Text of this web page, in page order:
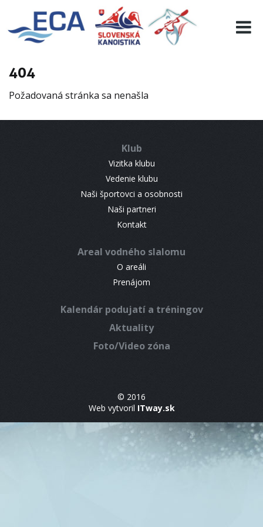
404
Požadovaná stránka sa nenašla
Klub
Vizitka klubu
Vedenie klubu
Naši športovci a osobnosti
Naši partneri
Kontakt
Areal vodného slalomu
O areáli
Prenájom
Kalendár podujatí a tréningov
Aktuality
Foto/Video zóna
© 2016
Web vytvoril ITway.sk
EURO 19
INFO
RESULTS
CONTACT